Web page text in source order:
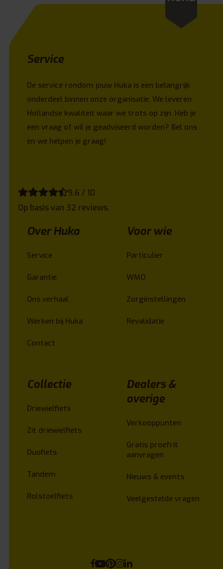
Service
De service rondom jouw Huka is een belangrijk
onderdeel binnen onze organisatie. We leveren
Hollandse kwaliteit waar we trots op zijn. Heb je
een vraag of wil je geadviseerd worden? Bel ons
en we helpen je graag!
9.6 / 10
Op basis van 32 reviews.
Over Huka
Service
Garantie
Ons verhaal
Werken bij Huka
Contact
Voor wie
Particulier
WMO
Zorginstellingen
Revalidatie
Collectie
Driewielfiets
Zit driewielfiets
Duofiets
Tandem
Rolstoelfiets
Dealers &
overige
Verkooppunten
Gratis proefrit
aanvragen
Nieuws & events
Veelgestelde vragen